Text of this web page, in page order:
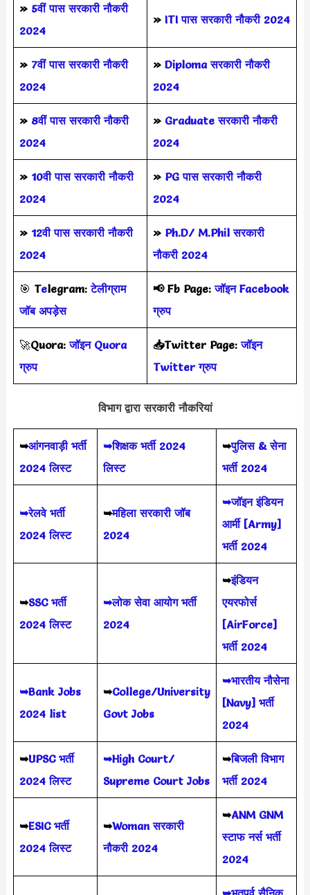
» 5वीं पास सरकारी नौकरी
2024
» ITI पास सरकारी नौकरी 2024
» 7वीं पास सरकारी नौकरी
2024
» Diploma सरकारी नौकरी
2024
» 8वीं पास सरकारी नौकरी
2024
» Graduate सरकारी नौकरी
2024
» 10वी पास सरकारी नौकरी
2024
» PG पास सरकारी नौकरी
2024
» 12वी पास सरकारी नौकरी
2024
» Ph.D/ M.Phil सरकारी
नौकरी 2024
🎯 Telegram: टेलीग्राम
जॉब अपड़ेस
📢 Fb Page:जॉइन Facebook
ग्रुप
🚀Quora:जॉइन Quora
ग्रुप
📥Twitter Page:जॉइन
Twitter ग्रुप
विभाग द्वारा सरकारी नौकरियां
➥आंगनवाड़ी भर्ती
2024 लिस्ट
➥शिक्षक भर्ती 2024
लिस्ट
➥पुलिस & सेना
भर्ती 2024
➥रेलवे भर्ती
2024 लिस्ट
➥महिला सरकारी जॉब
2024
➥जॉइन इंडियन
आर्मी [Army]
भर्ती 2024
➥SSC भर्ती
2024 लिस्ट
➥लोक सेवा आयोग भर्ती
2024
➥इंडियन
एयरफोर्स
[AirForce]
भर्ती 2024
➥Bank Jobs
2024 list
➥College/University
Govt Jobs
➥भारतीय नौसेना
[Navy] भर्ती
2024
➥UPSC भर्ती
2024 लिस्ट
➥High Court/
Supreme Court Jobs
➥बिजली विभाग
भर्ती 2024
➥ESIC भर्ती
2024 लिस्ट
➥Woman सरकारी
नौकरी 2024
➥ANM GNM
स्टाफ नर्स भर्ती
2024